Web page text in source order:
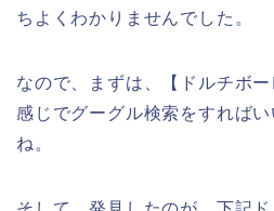
ちよくわかりませんでした。
なので、まずは、【ドルチボ
感じでグーグル検索をすれば
ね。